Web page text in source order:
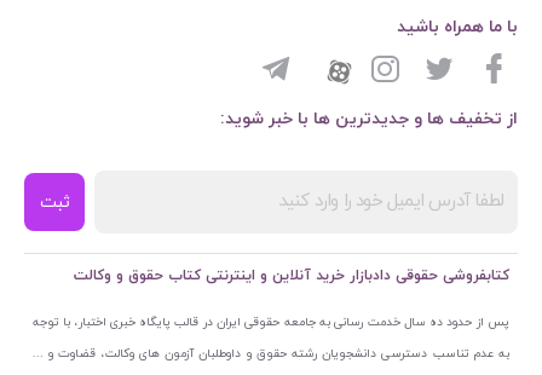
از تخفیف ها و جدیدترین ها با خبر شوید:
ثبت
با ما همراه باشید
کتابفروشی حقوقی دادبازار خرید آنلاین و اینترنتی کتاب حقوق و وکالت
پس از حدود ده سال خدمت رسانی به جامعه حقوقی ایران در قالب پایگاه خبری اختبار، با توجه
به عدم تناسب دسترسی دانشجویان رشته حقوق و داوطلبان آزمون های وکالت، قضاوت و ...